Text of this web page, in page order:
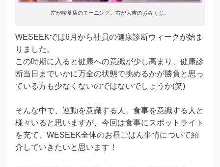
左が喫茶店のモーニング。右が大吉のおみくじ。
WESEEKでは6月から社員の健康診断ウィークが始ま
りました。
この時期に入ると健康への意識が少し高まり、健康診
断当日までいかに万全の状態で挑めるかが勝負と思っ
ている方も少なくないのではないでしょうか(笑)
そんな中で、運動を意識する人、食事を意識する人と
様々いると思いますが、今回は食事にスポットライト
を充て、WESEEK全体のお昼ごはん事情について紹
介していきたいと思います！